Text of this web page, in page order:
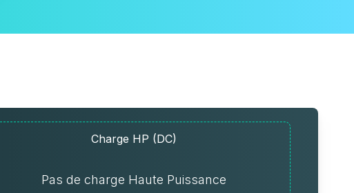
Charge HP (DC)
Pas de charge Haute Puissance